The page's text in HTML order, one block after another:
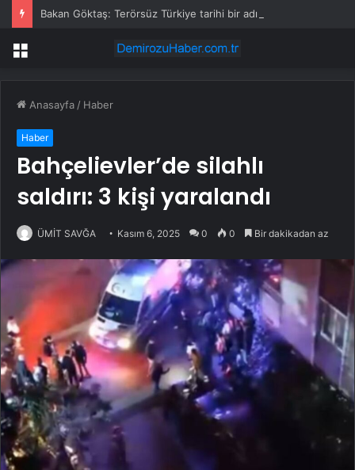
Bakan Göktaş: Terörsüz Türkiye tarihi bir adımdır
Menü
Anasayfa / Haber
Haber
Bahçelievler’de silahlı
saldırı: 3 kişi yaralandı
ÜMİT SAVĞA Kasım 6, 2025 0 0 Bir dakikadan az